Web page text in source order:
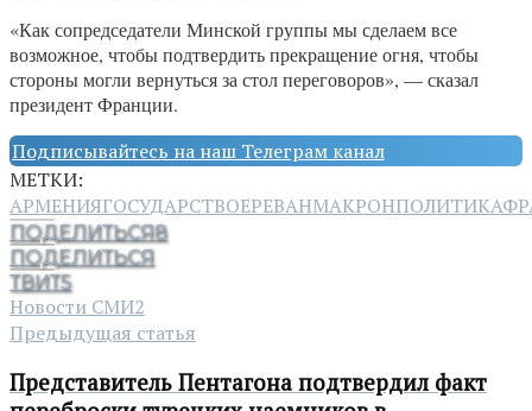
«Как сопредседатели Минской группы мы сделаем все
возможное, чтобы подтвердить прекращение огня, чтобы
стороны могли вернуться за стол переговоров», — сказал
президент Франции.
Подписывайтесь на наш Телеграм канал
МЕТКИ:
АРМЕНИЯГОСУДАРСТВОЕРЕВАНМАКРОНПОЛИТИКА
ПОДЕЛИТЬСЯ8
ПОДЕЛИТЬСЯ
ТВИТ5
Новости СМИ2
Предыдущая статья
Представитель Пентагона подтвердил факт